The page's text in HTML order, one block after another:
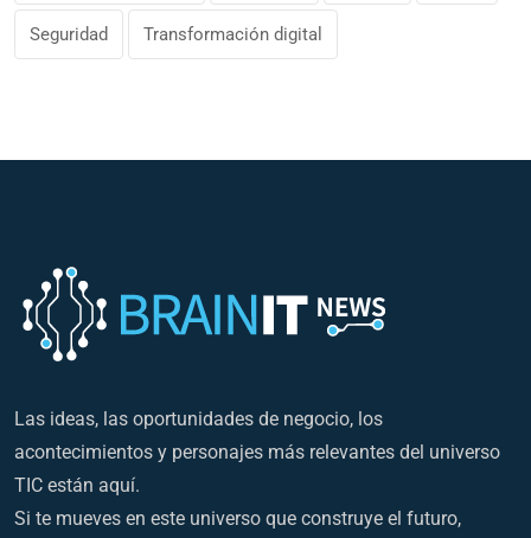
Seguridad Transformación digital
Las ideas, las oportunidades de negocio, los
acontecimientos y personajes más relevantes del universo
TIC están aquí.
Si te mueves en este universo que construye el futuro,